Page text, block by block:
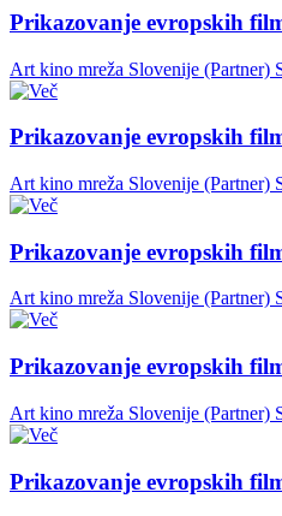
Prikazovanje evropskih
Art kino mreža Slovenije (Partner)
Prikazovanje evropskih
Art kino mreža Slovenije (Partner)
Prikazovanje evropskih
Art kino mreža Slovenije (Partner)
Prikazovanje evropskih
Art kino mreža Slovenije (Partner)
Prikazovanje evropskih